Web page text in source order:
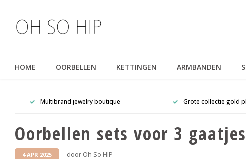
HOME OORBELLEN KETTINGEN ARMBANDEN
Multibrand jewelry boutique Grote collectie gold
Oorbellen sets voor 3
4 APR 2025 door Oh So HIP